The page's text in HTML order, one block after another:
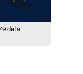
de la